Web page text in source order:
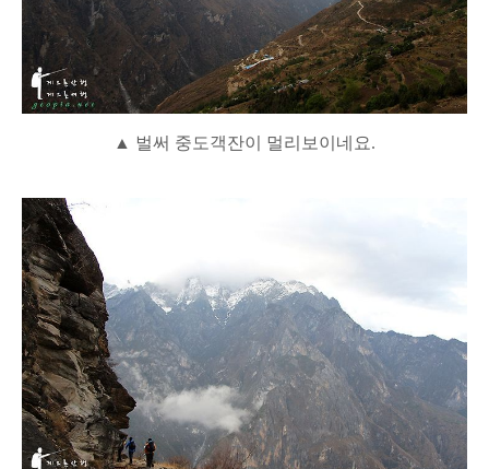
▲ 벌써 중도객잔이 멀리보이네요.